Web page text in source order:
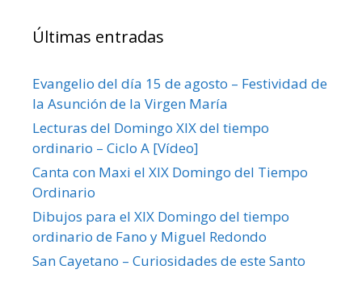
Últimas entradas
Evangelio del día 15 de agosto – Festividad de
la Asunción de la Virgen María
Lecturas del Domingo XIX del tiempo
ordinario – Ciclo A [Vídeo]
Canta con Maxi el XIX Domingo del Tiempo
Ordinario
Dibujos para el XIX Domingo del tiempo
ordinario de Fano y Miguel Redondo
San Cayetano – Curiosidades de este Santo